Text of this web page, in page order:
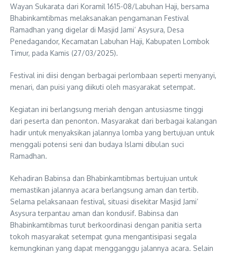
Wayan Sukarata dari Koramil 1615-08/Labuhan Haji, bersama
Bhabinkamtibmas melaksanakan pengamanan Festival
Ramadhan yang digelar di Masjid Jami’ Asysura, Desa
Penedagandor, Kecamatan Labuhan Haji, Kabupaten Lombok
Timur, pada Kamis (27/03/2025).
Festival ini diisi dengan berbagai perlombaan seperti menyanyi,
menari, dan puisi yang diikuti oleh masyarakat setempat.
Kegiatan ini berlangsung meriah dengan antusiasme tinggi
dari peserta dan penonton. Masyarakat dari berbagai kalangan
hadir untuk menyaksikan jalannya lomba yang bertujuan untuk
menggali potensi seni dan budaya Islami dibulan suci
Ramadhan.
Kehadiran Babinsa dan Bhabinkamtibmas bertujuan untuk
memastikan jalannya acara berlangsung aman dan tertib.
Selama pelaksanaan festival, situasi disekitar Masjid Jami’
Asysura terpantau aman dan kondusif. Babinsa dan
Bhabinkamtibmas turut berkoordinasi dengan panitia serta
tokoh masyarakat setempat guna mengantisipasi segala
kemungkinan yang dapat mengganggu jalannya acara. Selain